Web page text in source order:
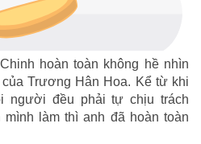
hoàn toàn không hề nhìn
Trương Hân Hoa. Kể từ khi
người đều phải tự chịu trách
làm thì anh đã hoàn toàn